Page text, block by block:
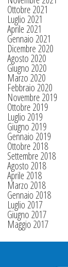
Ottobre 2021
Luglio 2021
Aprile 2021
Gennaio 2021
Dicembre 2020
Agosto 2020
Giugno 2020
Marzo 2020
Febbraio 2020
Novembre 2019
Ottobre 2019
Luglio 2019
Giugno 2019
Gennaio 2019
Ottobre 2018
Settembre 2018
Agosto 2018
Aprile 2018
Marzo 2018
Gennaio 2018
Luglio 2017
Giugno 2017
Maggio 2017